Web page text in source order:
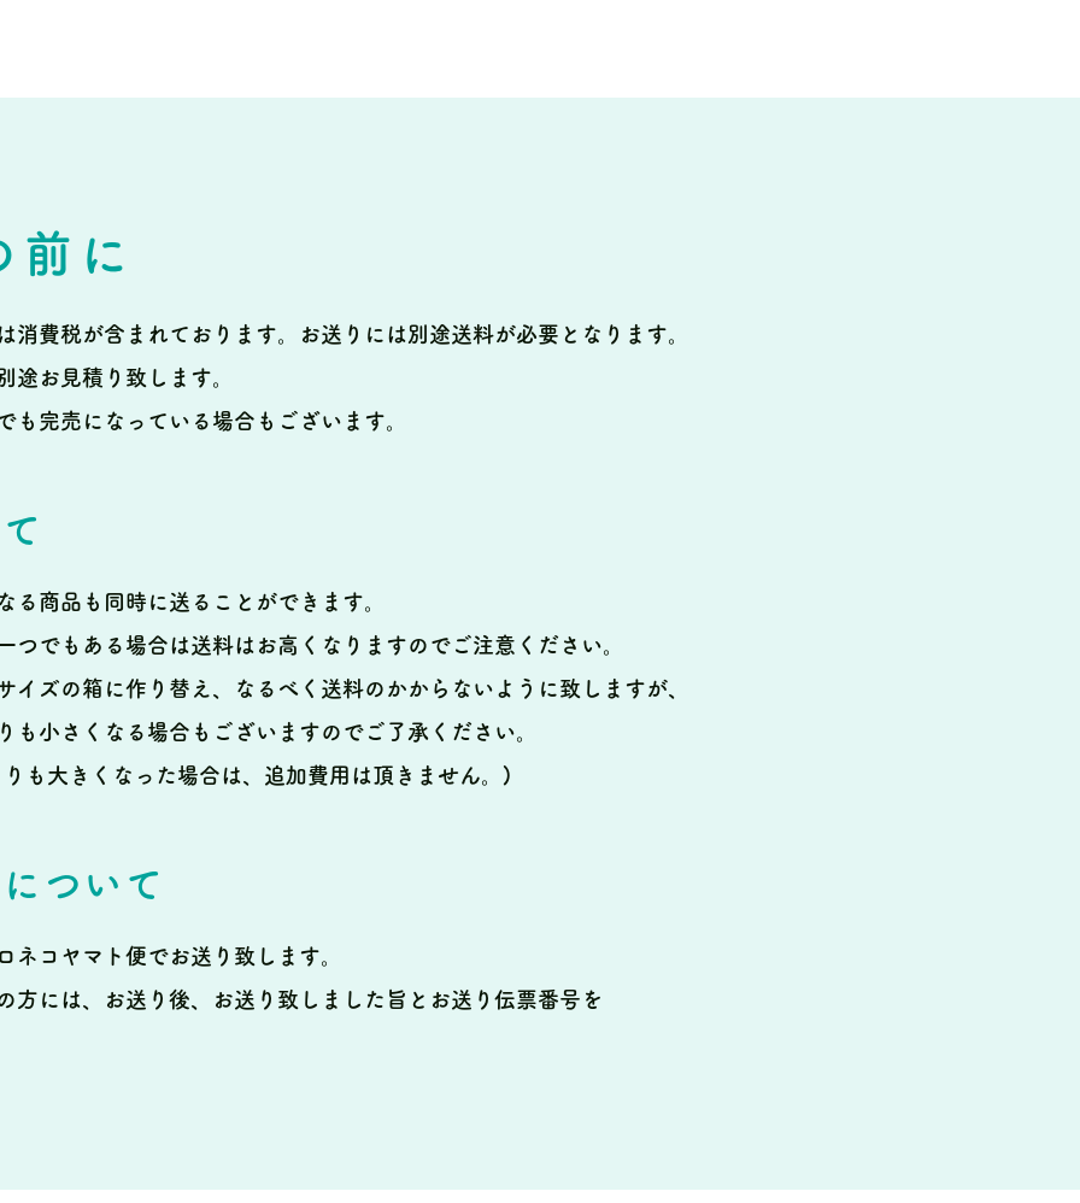
前に
消費税が含まれております。
お送りには別途送料が必要となります。
途お見積り致します。
も完売になっている場合もございます。
る商品も同時に送ることができます。
つでもある場合は送料はお高くなりますのでご注意ください。
イズの箱に作り替え、なるべく送料のかからないように致しますが、
も小さくなる場合もございますのでご了承ください。
も大きくなった場合は、追加費用は頂きません。)
ついて
ネコヤマト便でお送り致します。
方には、お送り後、お送り致しました旨とお送り伝票番号を